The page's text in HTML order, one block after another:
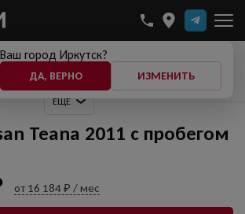
Ваш город Иркутск?
ДА, ВЕРНО ИЗМЕНИТЬ
ЕЩЕ
ПОКАЗАТЬ АВТО
Teana 2011 с пробегом
от 16 184 ₽ / мес